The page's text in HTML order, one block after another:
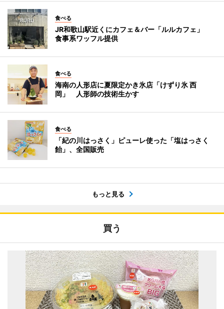
食べる
JR和歌山駅近くにカフェ＆バー「ルルカフェ」
食事系ワッフル提供
食べる
海南の人形店に夏限定かき氷店「けずり氷 西
岡」 人形師の技術生かす
食べる
「紀の川はっさく」ピューレ使った「塩はっさく
飴」、全国販売
もっと見る
買う